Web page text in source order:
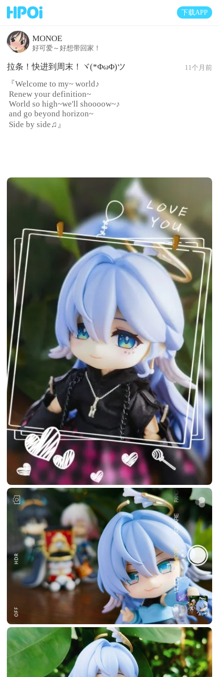
下载APP
MONOE
好可爱～好想带回家！
拉条！快进到周末！ヾ(*ΦωΦ)ツ 11个月前
『Welcome to my~ world♪
Renew your definition~
World so high~we'll shoooow~♪
and go beyond horizon~
Side by side♫』